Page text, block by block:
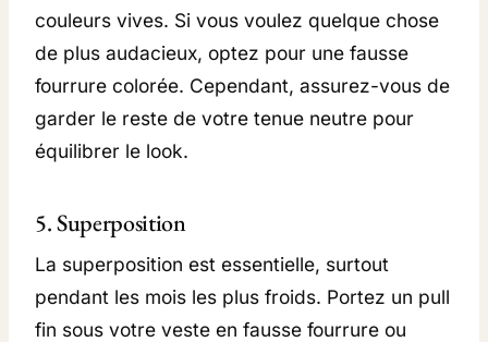
couleurs vives. Si vous voulez quelque chose
de plus audacieux, optez pour une fausse
fourrure colorée. Cependant, assurez-vous de
garder le reste de votre tenue neutre pour
équilibrer le look.
5. Superposition
La superposition est essentielle, surtout
pendant les mois les plus froids. Portez un pull
fin sous votre veste en fausse fourrure ou